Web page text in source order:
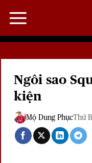
qua
dung
Ngôi sao
kiện
Mộ Dung PhụcThứ